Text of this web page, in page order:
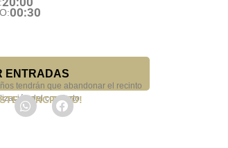
00:30
ENTRADAS
tendrán que abandonar el recinto
del concierto.
CONCIERTO!